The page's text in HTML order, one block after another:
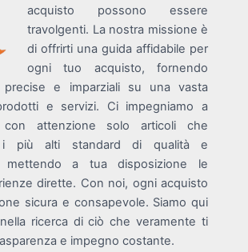
acquisto possono essere
travolgenti. La nostra missione è
di offrirti una guida affidabile per
ogni tuo acquisto, fornendo
precise e imparziali su una vasta
e servizi. Ci impegniamo a
con attenzione solo articoli che
i più alti standard di qualità e
mettendo a tua disposizione le
dirette. Con noi, ogni acquisto
sicura e consapevole. Siamo qui
ricerca di ciò che veramente ti
e impegno costante.